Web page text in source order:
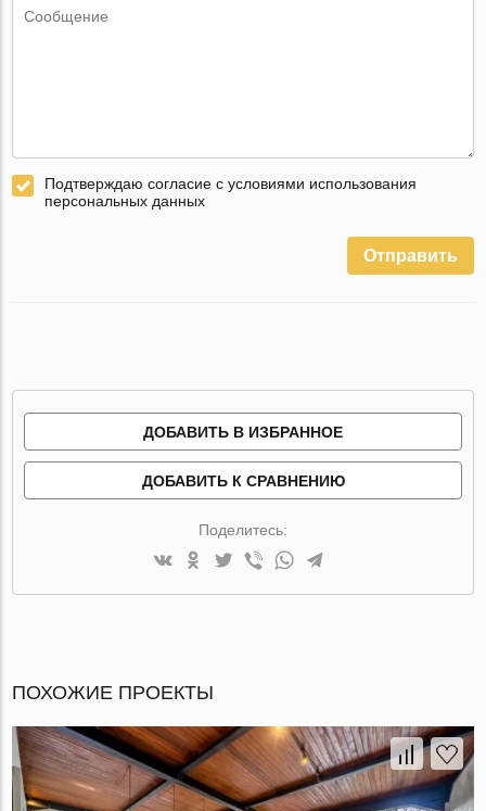
Подтверждаю согласие с условиями использования
персональных данных
Отправить
ДОБАВИТЬ В ИЗБРАННОЕ
ДОБАВИТЬ К СРАВНЕНИЮ
Поделитесь:
ПОХОЖИЕ ПРОЕКТЫ